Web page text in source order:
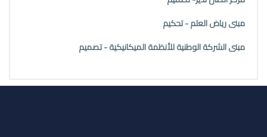
مبنى رياض العلم - تحكيم
مبنى الشركة الوطنية للأنظمة الميكانيكية - تصميم